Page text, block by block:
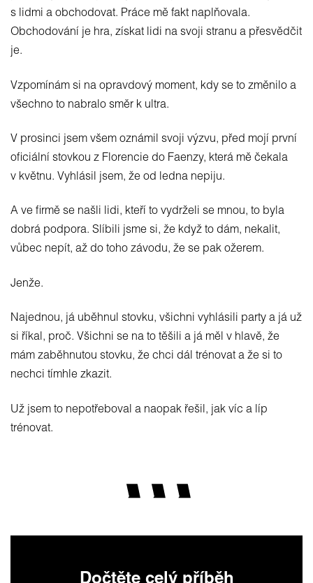
s lidmi a obchodovat. Práce mě fakt naplňovala.
Obchodování je hra, získat lidi na svoji stranu a přesvědčit
je.
Vzpomínám si na opravdový moment, kdy se to změnilo a
všechno to nabralo směr k ultra.
V prosinci jsem všem oznámil svoji výzvu, před mojí první
oficiální stovkou z Florencie do Faenzy, která mě čekala
v květnu. Vyhlásil jsem, že od ledna nepiju.
A ve firmě se našli lidi, kteří to vydrželi se mnou, to byla
dobrá podpora. Slíbili jsme si, že když to dám, nekalit,
vůbec nepít, až do toho závodu, že se pak ožerem.
Jenže.
Najednou, já uběhnul stovku, všichni vyhlásili party a já už
si říkal, proč. Všichni se na to těšili a já měl v hlavě, že
mám zaběhnutou stovku, že chci dál trénovat a že si to
nechci tímhle zkazit.
Už jsem to nepotřeboval a naopak řešil, jak víc a líp
trénovat.